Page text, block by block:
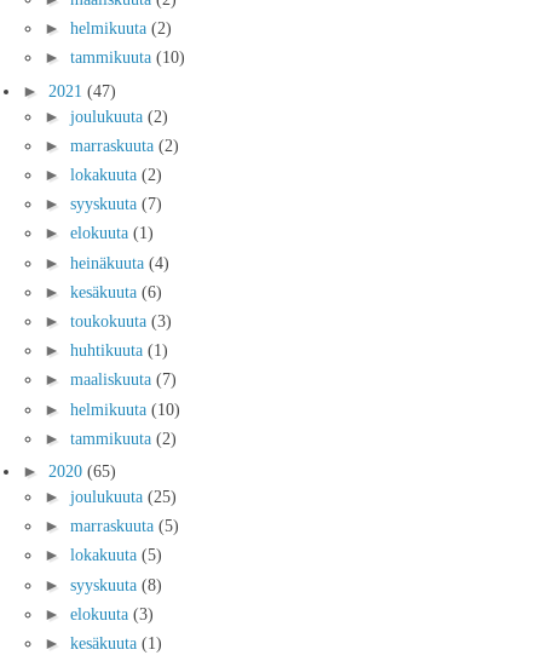
► helmikuuta (2)
► tammikuuta (10)
► 2021 (47)
► joulukuuta (2)
► marraskuuta (2)
► lokakuuta (2)
► syyskuuta (7)
► elokuuta (1)
► heinäkuuta (4)
► kesäkuuta (6)
► toukokuuta (3)
► huhtikuuta (1)
► maaliskuuta (7)
► helmikuuta (10)
► tammikuuta (2)
► 2020 (65)
► joulukuuta (25)
► marraskuuta (5)
► lokakuuta (5)
► syyskuuta (8)
► elokuuta (3)
► kesäkuuta (1)